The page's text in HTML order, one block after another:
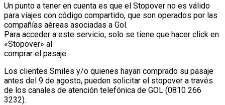
Un punto a tener en cuenta es que el Stopover no es válido
para viajes con código compartido, que son operados por las
compañías aéreas asociadas a Gol.
Para acceder a este servicio, solo se tiene que hacer click en
«Stopover» al
comprar el pasaje.
Los clientes Smiles y/o quienes hayan comprado su pasaje
antes del 9 de agosto, pueden solicitar el stopover a través
de los canales de atención telefónica de GOL (0810 266
3232).